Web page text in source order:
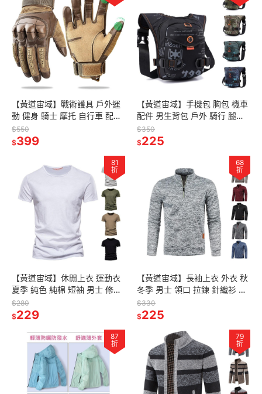
【黃道宙域】戰術護具 戶外運
動 健身 騎士 摩托 自行車 配件
手套 戰術裝備 配備 觸碰手機
3C 防滑 保護 防刮
$550
$399
【黃道宙域】手機包 胸包 機車
配件 男生背包 戶外 騎行 腿包
多功能 運動 男士 胸包 便攜 腰
包 斜挎包
$350
$225
81
折
【黃道宙域】休閒上衣 運動衣
夏季 純色 純棉 短袖 男士 修身
簡約 竹節棉 歐美 韓版 時尚 休
閒 男式 T恤 男裝
$280
$229
68
折
【黃道宙域】長袖上衣 外衣 秋
冬季 男士 領口 拉鍊 針織衫 男
長袖 薄絨款 潮流 上衣 毛衣 外
套 大碼 男裝
$330
$225
87
折
79
折